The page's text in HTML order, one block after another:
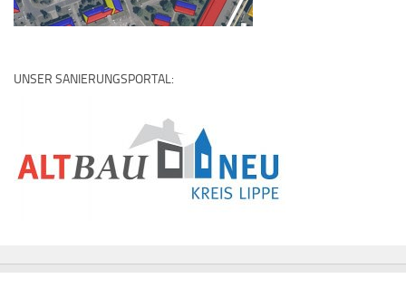
UNSER SANIERUNGSPORTAL: